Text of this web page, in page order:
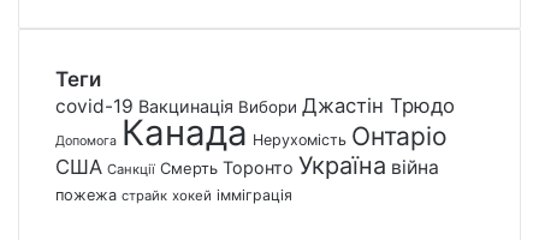
Теги
covid-19 Вакцинація Вибори Джастін Трюдо
Допомога Канада Нерухомість Онтаріо
США Санкції Смерть Торонто Україна війна
пожежа страйк хокей імміграція